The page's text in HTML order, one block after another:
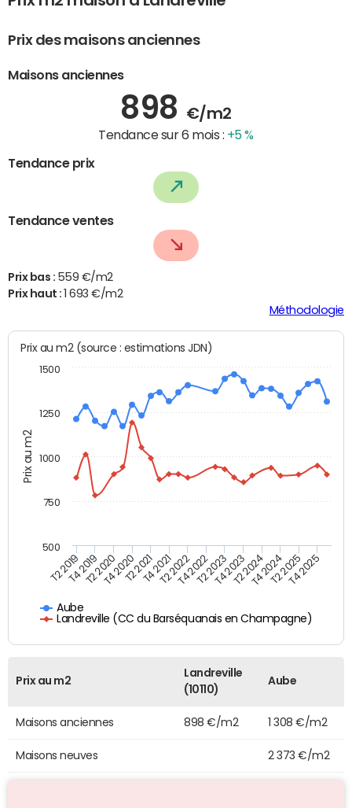
Prix des maisons anciennes
Maisons anciennes
898 €/m2
Tendance sur 6 mois : +5 %
Tendance prix
Tendance ventes
Prix bas : 559 €/m2
Prix haut :
1 693 €/m2
Méthodologie
Prix au m2
Prix au m2 (source : estimations JDN)
Aube
Landreville (CC du Barséquanais en Champagne)
T2 2019T4 2019T2 2020T4 2020T2 2021T4 2021T2 2022T4 2022T2 2023T4 2023T2 2024T4 2024T2 2025T4 2025
1000
500
750
1250
1500
Prix au m2
Landreville
(10110)
Aube
Maisons anciennes 898 €/m2 1 308 €/m2
Maisons neuves 2 373 €/m2